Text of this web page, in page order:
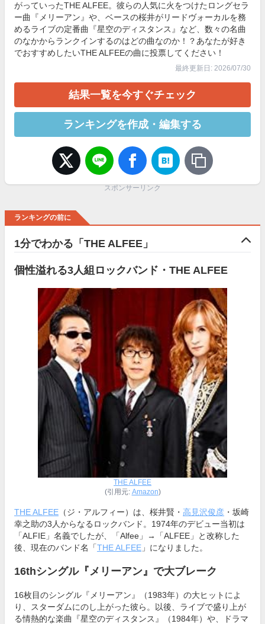
がっていったTHE ALFEE。彼らの人気に火をつけたロングセラ
ー曲『メリーアン』や、ベースの桜井がリードヴォーカルを務
めるライブの定番曲『星空のディスタンス』など、数々の名曲
のなかからランクインするのはどの曲なのか！？あなたが好き
でおすすめしたいTHE ALFEEの曲に投票してください！
最終更新日: 2026/07/30
結果一覧を今すぐチェック
ランキングを作成・編集する
スポンサーリンク
ランキングの前に
1分でわかる「THE ALFEE」
個性溢れる3人組ロックバンド・THE ALFEE
THE ALFEE
(引用元: Amazon)
THE ALFEE （ジ・アルフィー）は、桜井賢・ 高見沢俊彦 ・坂崎
幸之助の3人からなるロックバンド。1974年のデビュー当初は
「ALFIE」名義でしたが、「Alfee」→「ALFEE」と改称した
後、現在のバンド名「THE ALFEE 」になりました。
16thシングル『メリーアン』で大ブレーク
16枚目のシングル『メリーアン』（1983年）の大ヒットによ
り、スターダムにのし上がった彼ら。以後、ライブで盛り上が
る情熱的な楽曲『星空のディスタンス』（1984年）や、ドラマ